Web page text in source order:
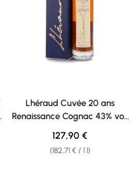
Lhéraud Cuvée 20 ans
Renaissance Cognac 43% vol.
0,70l
(182,71 € / 1 l)
Regular price:
127,90 €